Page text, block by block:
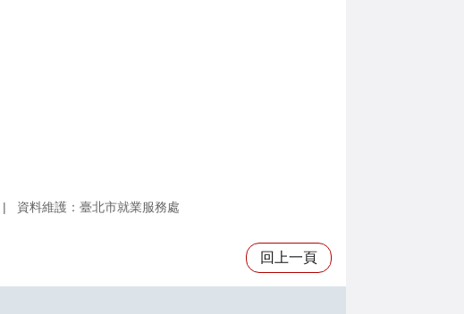
資料維護：臺北市就業服務處
回上一頁